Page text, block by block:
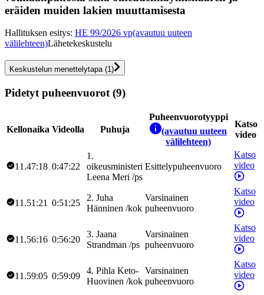
eräiden muiden lakien muuttamisesta
Hallituksen esitys: HE 99/2026 vp(avautuu uuteen
välilehteen)Lähetekeskustelu
Keskustelun menettelytapa(1)
Pidetyt puheenvuorot (9)
Kellonaika Videolla Puhuja
Puheenvuorotyyppi
(avautuu uuteen
välilehteen)
Katso
video
11.47:18 0:47:22
1.
oikeusministeri
Leena Meri /ps
Esittelypuheenvuoro
Katso
video
11.51:21 0:51:25
2. Juha
Hänninen /kok
Varsinainen
puheenvuoro
Katso
video
11.56:16 0:56:20
3. Jaana
Strandman /ps
Varsinainen
puheenvuoro
Katso
video
11.59:05 0:59:09
4. Pihla Keto-
Huovinen /kok
Varsinainen
puheenvuoro
Katso
video